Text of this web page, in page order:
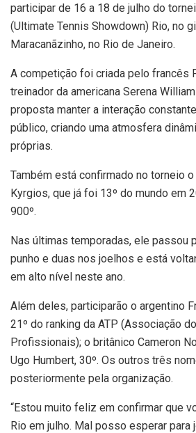
participar de 16 a 18 de julho do
(Ultimate Tennis Showdown) Rio, no
Maracanãzinho, no Rio de Janeiro.
A competição foi criada pelo francês
treinador da americana Serena
proposta manter a interação
público, criando uma atmosfera
próprias.
Também está confirmado no torneio
Kyrgios, que já foi 13º do mundo em
900º.
Nas últimas temporadas, ele passou
punho e duas nos joelhos e está
em alto nível neste ano.
Além deles, participarão o argentino
21º do ranking da ATP (Associação
Profissionais); o britânico Cameron
Ugo Humbert, 30º. Os outros três
posteriormente pela organização.
“Estou muito feliz em confirmar que
Rio em julho. Mal posso esperar para